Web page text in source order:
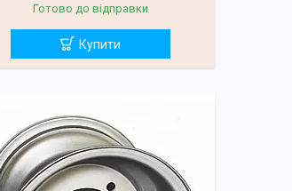
Готово до відправки
Купити